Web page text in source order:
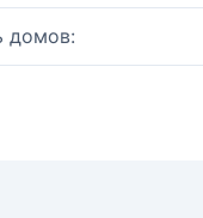
домов: